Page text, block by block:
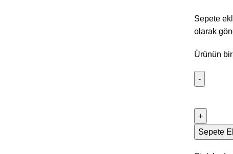
Sepete
olarak
Ürünün
Sepete